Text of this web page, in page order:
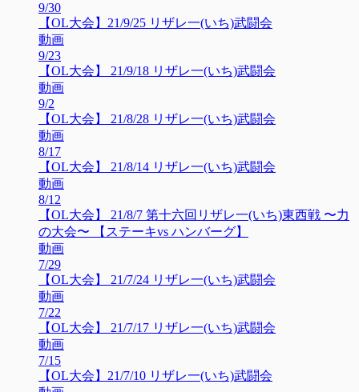
9/30
【OL大会】21/9/25 リザレ一(いち)武闘会
動画
9/23
【OL大会】 21/9/18 リザレ一(いち)武闘会
動画
9/2
【OL大会】 21/8/28 リザレ一(いち)武闘会
動画
8/17
【OL大会】 21/8/14 リザレ一(いち)武闘会
動画
8/12
【OL大会】 21/8/7 第十六回リザレ一(いち)東西戦 〜力
の大会〜 【ステーキvs ハンバーグ】
動画
7/29
【OL大会】 21/7/24 リザレ一(いち)武闘会
動画
7/22
【OL大会】 21/7/17 リザレ一(いち)武闘会
動画
7/15
【OL大会】21/7/10 リザレ一(いち)武闘会